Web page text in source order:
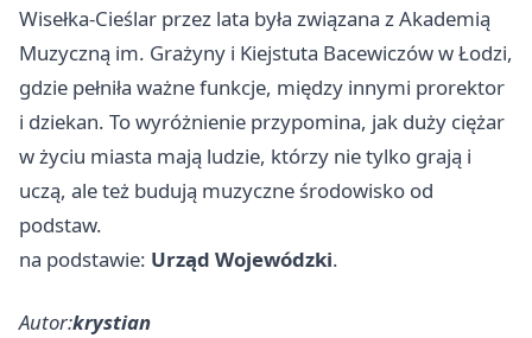
Wisełka-Cieślar przez lata była związana z Akademią
Muzyczną im. Grażyny i Kiejstuta Bacewiczów w Łodzi,
gdzie pełniła ważne funkcje, między innymi prorektor
i dziekan. To wyróżnienie przypomina, jak duży ciężar
w życiu miasta mają ludzie, którzy nie tylko grają i
uczą, ale też budują muzyczne środowisko od
podstaw.
na podstawie: Urząd Wojewódzki.
Autor:krystian